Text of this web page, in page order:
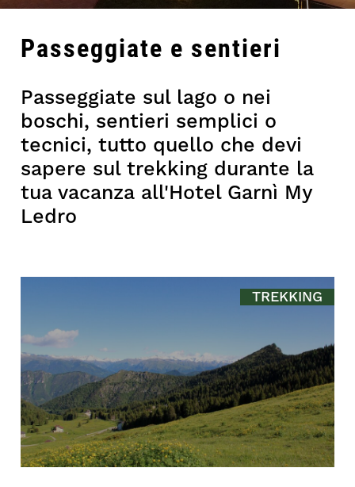
Passeggiate e sentieri
Passeggiate sul lago o nei
boschi, sentieri semplici o
tecnici, tutto quello che devi
sapere sul trekking durante la
tua vacanza all'Hotel Garnì My
Ledro
TREKKING